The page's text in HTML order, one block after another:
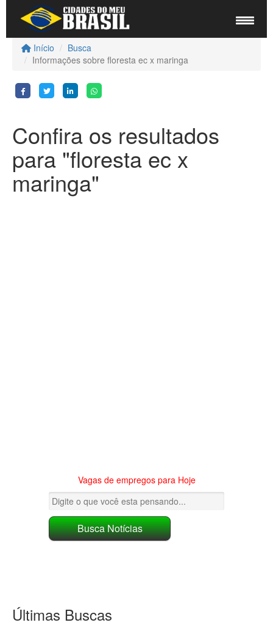
Início
Busca
Informações sobre floresta ec x maringa
Confira os resultados
para "floresta ec x
maringa"
Vagas de empregos para Hoje
Últimas Buscas